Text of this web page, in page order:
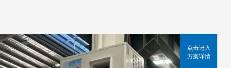
点击进入
方案详情